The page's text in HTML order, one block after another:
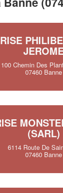
100 Chemin Des
07460 Banne
(SARL)
6114 Route De
07460 Banne
Vous
margestout
nouveaux clients